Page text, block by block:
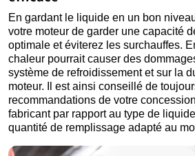
En gardant le liquide en un bon
votre moteur de garder une capacité
optimale et éviterez les surchauffes.
chaleur pourrait causer des
système de refroidissement et sur la
moteur. Il est ainsi conseillé de
recommandations de votre
fabricant par rapport au type de
quantité de remplissage adapté au